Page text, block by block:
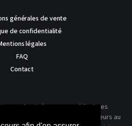
générales de vente
de confidentialité
légales
FAQ
Contact
site est destiné au corps médical. Les
que l'expérience des auteurs au